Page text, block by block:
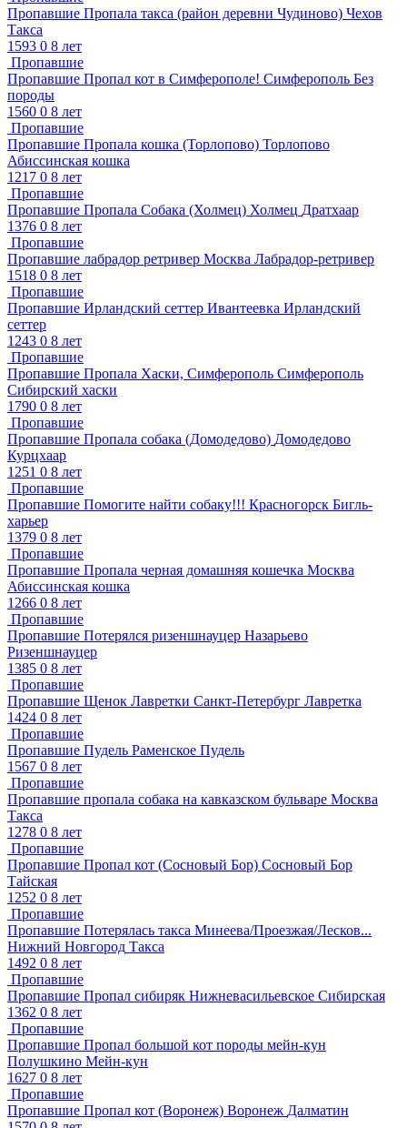
Пропавшие Пропала такса (район деревни Чудиново) Чехов
Такса
1593 0 8 лет
Пропавшие
Пропавшие Пропал кот в Симферополе! Симферополь Без
породы
1560 0 8 лет
Пропавшие
Пропавшие Пропала кошка (Торлопово) Торлопово
Абиссинская кошка
1217 0 8 лет
Пропавшие
Пропавшие Пропала Собака (Холмец) Холмец Дратхаар
1376 0 8 лет
Пропавшие
Пропавшие лабрадор ретривер Москва Лабрадор-ретривер
1518 0 8 лет
Пропавшие
Пропавшие Ирландский сеттер Ивантеевка Ирландский
сеттер
1243 0 8 лет
Пропавшие
Пропавшие Пропала Хаски, Симферополь Симферополь
Сибирский хаски
1790 0 8 лет
Пропавшие
Пропавшие Пропала собака (Домодедово) Домодедово
Курцхаар
1251 0 8 лет
Пропавшие
Пропавшие Помогите найти собаку!!! Красногорск Бигль-
харьер
1379 0 8 лет
Пропавшие
Пропавшие Пропала черная домашняя кошечка Москва
Абиссинская кошка
1266 0 8 лет
Пропавшие
Пропавшие Потерялся ризеншнауцер Назарьево
Ризеншнауцер
1385 0 8 лет
Пропавшие
Пропавшие Щенок Лавретки Санкт-Петербург Лавретка
1424 0 8 лет
Пропавшие
Пропавшие Пудель Раменское Пудель
1567 0 8 лет
Пропавшие
Пропавшие пропала собака на кавказском бульваре Москва
Такса
1278 0 8 лет
Пропавшие
Пропавшие Пропал кот (Сосновый Бор) Сосновый Бор
Тайская
1252 0 8 лет
Пропавшие
Пропавшие Потерялась такса Минеева/Проезжая/Лесков...
Нижний Новгород Такса
1492 0 8 лет
Пропавшие
Пропавшие Пропал сибиряк Нижневасильевское Сибирская
1362 0 8 лет
Пропавшие
Пропавшие Пропал большой кот породы мейн-кун
Полушкино Мейн-кун
1627 0 8 лет
Пропавшие
Пропавшие Пропал кот (Воронеж) Воронеж Далматин